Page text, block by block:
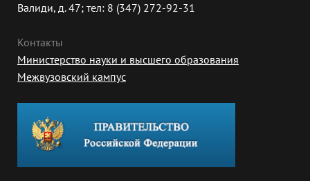
Валиди, д. 47; тел: 8 (347) 272-92-31
Контакты
Министерство науки и высшего образования
Межвузовский кампус